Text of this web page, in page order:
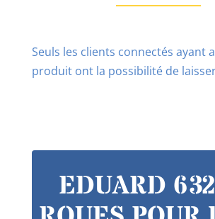
Seuls les clients connectés ayant
produit ont la possibilité de
EDUARD